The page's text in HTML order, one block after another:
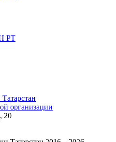
РТ
организации
20